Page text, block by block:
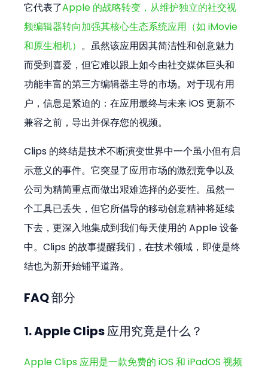
它代表了Apple 的战略转变，从维护独立的社交视
频编辑器转向加强其核心生态系统应用（如 iMovie
和原生相机） 。虽然该应用因其简洁性和创意魅力
而受到喜爱，但它难以跟上如今由社交媒体巨头和
功能丰富的第三方编辑器主导的市场。对于现有用
户，信息是紧迫的：在应用最终与未来 iOS 更新不
兼容之前，导出并保存您的视频。
Clips 的终结是技术不断演变世界中一个虽小但有启
示意义的事件。它突显了应用市场的激烈竞争以及
公司为精简重点而做出艰难选择的必要性。虽然一
个工具已丢失，但它所倡导的移动创意精神将延续
下去，更深入地集成到我们每天使用的 Apple 设备
中。Clips 的故事提醒我们，在技术领域，即使是终
结也为新开始铺平道路。
FAQ 部分
1. Apple Clips 应用究竟是什么？
Apple Clips 应用是一款免费的 iOS 和 iPadOS 视频